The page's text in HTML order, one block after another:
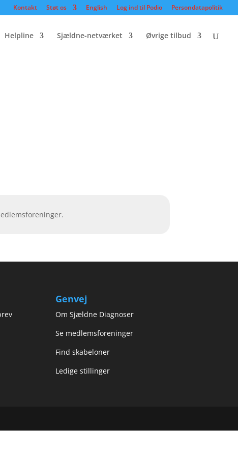
Kontakt Støt os English Log ind til Podio Persondatapolitik
Helpline Sjældne-netværket Øvrige tilbud
Genvej
Om Sjældne Diagnoser
Se medlemsforeninger
Find skabeloner
Ledige stillinger